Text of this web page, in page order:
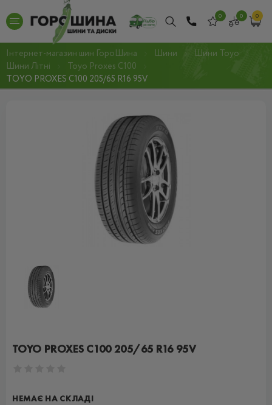
0 0 0
Інтернет-магазин шин ГороШина Шини
Шини Toyo
Шини Літні
Toyo Proxes C100
TOYO PROXES C100 205/65 R16 95V
TOYO PROXES C100 205/65 R16 95V
НЕМАЄ НА СКЛАДІ